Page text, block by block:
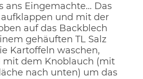
ans Eingemachte… Das
und mit der
auf das Backblech
gehäuften TL Salz
Kartoffeln waschen,
mit dem Knoblauch (mit
nach unten) um das